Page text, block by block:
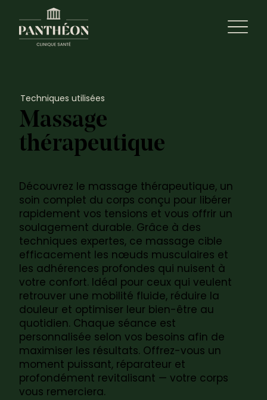
Techniques utilisées
Massage
thérapeutique
Découvrez le massage thérapeutique, un
soin complet du corps conçu pour libérer
rapidement vos tensions et vous offrir un
soulagement durable. Grâce à des
techniques expertes, ce massage cible
efficacement les nœuds musculaires et
les adhérences profondes qui nuisent à
votre confort. Idéal pour ceux qui veulent
retrouver une mobilité fluide, réduire la
douleur et optimiser leur bien-être au
quotidien. Chaque séance est
personnalisée selon vos besoins afin de
maximiser les résultats. Offrez-vous un
moment puissant, réparateur et
profondément revitalisant — votre corps
vous remerciera.